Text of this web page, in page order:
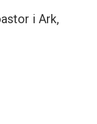
i Ark,